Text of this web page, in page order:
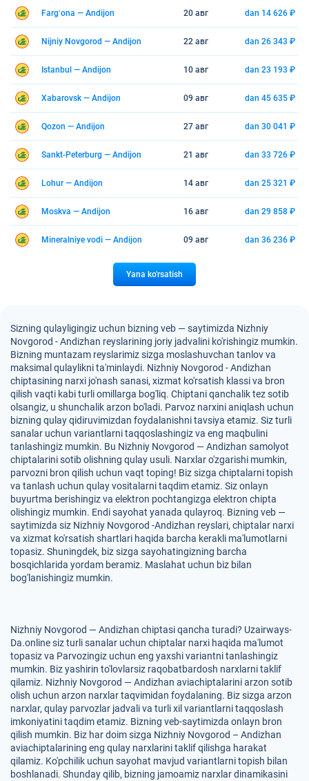
Fargʻona — Andijon 20 авг dan 14 626 ₽
Nijniy Novgorod — Andijon 22 авг dan 26 343 ₽
Istanbul — Andijon 10 авг dan 23 193 ₽
Xabarovsk — Andijon 09 авг dan 45 635 ₽
Qozon — Andijon 27 авг dan 30 041 ₽
Sankt-Peterburg — Andijon 21 авг dan 33 726 ₽
Lohur — Andijon 14 авг dan 25 321 ₽
Moskva — Andijon 16 авг dan 29 858 ₽
Mineralniye vodi — Andijon 09 авг dan 36 236 ₽
Yana ko'rsatish
Sizning qulayligingiz uchun bizning veb — saytimizda Nizhniy
Novgorod - Andizhan reyslarining joriy jadvalini ko'rishingiz mumkin.
Bizning muntazam reyslarimiz sizga moslashuvchan tanlov va
maksimal qulaylikni ta'minlaydi. Nizhniy Novgorod - Andizhan
chiptasining narxi jo'nash sanasi, xizmat ko'rsatish klassi va bron
qilish vaqti kabi turli omillarga bog'liq. Chiptani qanchalik tez sotib
olsangiz, u shunchalik arzon bo'ladi. Parvoz narxini aniqlash uchun
bizning qulay qidiruvimizdan foydalanishni tavsiya etamiz. Siz turli
sanalar uchun variantlarni taqqoslashingiz va eng maqbulini
tanlashingiz mumkin. Bu Nizhniy Novgorod — Andizhan samolyot
chiptalarini sotib olishning qulay usuli. Narxlar o'zgarishi mumkin,
parvozni bron qilish uchun vaqt toping! Biz sizga chiptalarni topish
va tanlash uchun qulay vositalarni taqdim etamiz. Siz onlayn
buyurtma berishingiz va elektron pochtangizga elektron chipta
olishingiz mumkin. Endi sayohat yanada qulayroq. Bizning veb —
saytimizda siz Nizhniy Novgorod -Andizhan reyslari, chiptalar narxi
va xizmat ko'rsatish shartlari haqida barcha kerakli ma'lumotlarni
topasiz. Shuningdek, biz sizga sayohatingizning barcha
bosqichlarida yordam beramiz. Maslahat uchun biz bilan
bog'lanishingiz mumkin.
Nizhniy Novgorod — Andizhan chiptasi qancha turadi? Uzairways-
Da.online siz turli sanalar uchun chiptalar narxi haqida ma'lumot
topasiz va Parvozingiz uchun eng yaxshi variantni tanlashingiz
mumkin. Biz yashirin to'lovlarsiz raqobatbardosh narxlarni taklif
qilamiz. Nizhniy Novgorod — Andizhan aviachiptalarini arzon sotib
olish uchun arzon narxlar taqvimidan foydalaning. Biz sizga arzon
narxlar, qulay parvozlar jadvali va turli xil variantlarni taqqoslash
imkoniyatini taqdim etamiz. Bizning veb-saytimizda onlayn bron
qilish mumkin. Biz har doim sizga Nizhniy Novgorod – Andizhan
aviachiptalarining eng qulay narxlarini taklif qilishga harakat
qilamiz. Ko'pchilik uchun sayohat mavjud variantlarni topish bilan
boshlanadi. Shunday qilib, bizning jamoamiz narxlar dinamikasini